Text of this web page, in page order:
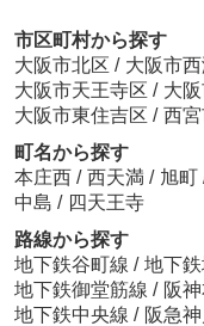
市区町村から探す
大阪市北区 / 大阪市
大阪市天王寺区 / 大
大阪市東住吉区 / 西
町名から探す
本庄西 / 西天満 / 旭町
中島 / 四天王寺
路線から探す
地下鉄谷町線 / 地下
地下鉄御堂筋線 / 阪
地下鉄中央線 / 阪急